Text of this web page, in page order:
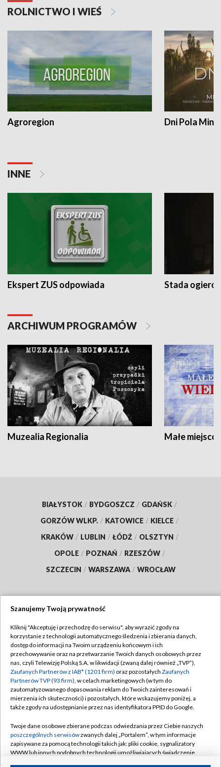
ROLNICTWO I WIEŚ
Agroregion Dni Pola
INNE
Ekspert ZUS odpowiada Stada
ARCHIWUM PROGRAMÓW
Muzealia Regionalia Małe
BIAŁYSTOK / BYDGOSZCZ / GDAŃSK /
GORZÓW WLKP. / KATOWICE / KIELCE /
KRAKÓW / LUBLIN / ŁÓDŹ / OLSZTYN /
OPOLE / POZNAŃ / RZESZÓW /
SZCZECIN / WARSZAWA / WROCŁAW
TVP
Abonament TVP
Emisja w TVP
Centrum informacji TVP
Naziemna Telewizja Cyfrowa
Rada Programowa
System NOS
Informacje o nadawcy
Regulamin TVP
Polityka prywatności
Moje zgody
Pomoc
Kontakt
Szanujemy Twoją prywatność
Kliknij "Akceptuję i przechodzę do serwisu", aby wyrazić zgody na
korzystanie z technologii automatycznego śledzenia i zbierania danych,
dostęp do informacji na Twoim urządzeniu końcowym i ich
przechowywanie oraz na przetwarzanie Twoich danych osobowych przez
nas, czyli Telewizję Polską S.A. w likwidacji (zwaną dalej również „TVP”),
Zaufanych Partnerów z IAB* (1201 firm) oraz pozostałych Zaufanych
Partnerów TVP (93 firm), w celach marketingowych (w tym do
zautomatyzowanego dopasowania reklam do Twoich zainteresowań i
mierzenia ich skuteczności) i pozostałych, które wskazujemy poniżej, a
także zgody na udostępnianie przez nas identyfikatora PPID do Google.
Twoje dane osobowe zbierane podczas odwiedzania przez Ciebie naszych
poszczególnych serwisówzwanych dalej „Portalem”, w tym informacje
zapisywane za pomocą technologii takich jak: pliki cookie, sygnalizatory
WWW lub innych podobnych technologii umożliwiających świadczenie